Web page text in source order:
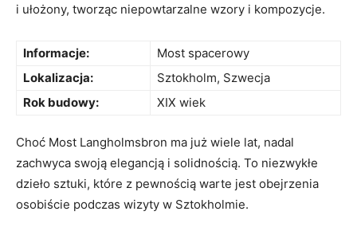
i ułożony,⁢ tworząc niepowtarzalne wzory i kompozycje.
Informacje:
Most spacerowy
Lokalizacja:
Sztokholm, Szwecja
Rok budowy:
XIX wiek
Choć Most​ Langholmsbron ‍ma już wiele lat, nadal
zachwyca swoją elegancją i solidnością. To niezwykłe
dzieło sztuki, które‍ z pewnością warte ⁣jest obejrzenia
osobiście podczas ⁢wizyty w Sztokholmie.